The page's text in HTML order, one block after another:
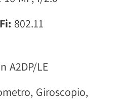
802.11
A2DP/LE
Giroscopio,